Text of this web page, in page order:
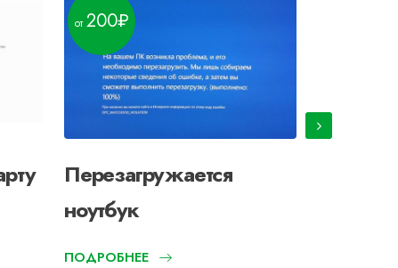
Перезагружается
ноутбук
200
ПОДРОБНЕЕ